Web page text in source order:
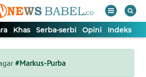
Khas Serba-serbi Opini Indeks
#Markus-Purba